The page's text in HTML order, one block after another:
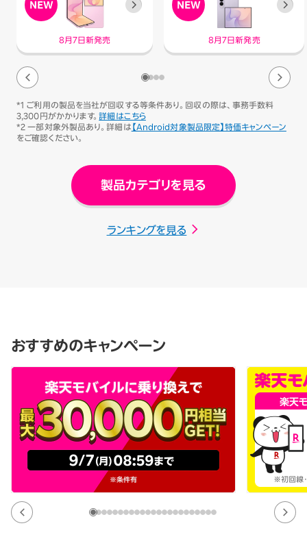
8月7日新発売 8月7日新発売
*1 ご利用の製品を当社が回収する等条件あり。回収の際は、事務手数料
3,300円がかかります。詳細はこちら
*2 一部対象外製品あり。詳細は 【Android対象製品限定】特価キャンペーン
をご確認ください。
製品カテゴリを見る
ランキングを見る
おすすめのキャンペーン